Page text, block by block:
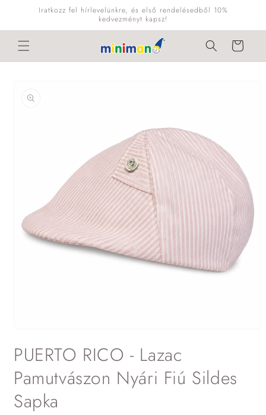
Ugrás aIratkozz fel hírlevelünkre, és első rendelésedből 10%
kedvezményt kapsz!
Kosár
ugrás a
termékadatokra
megnyitása
a
párbeszédpanelen
PUERTO RICO - Lazac
Pamutvászon Nyári Fiú Sildes
Sapka